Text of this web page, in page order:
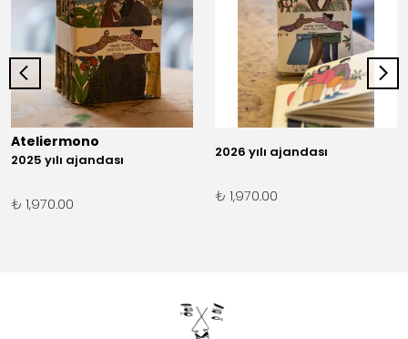
Ateliermono
2025 yılı ajandası
₺ 1,970.00
2026 yılı ajandası
₺ 1,970.00